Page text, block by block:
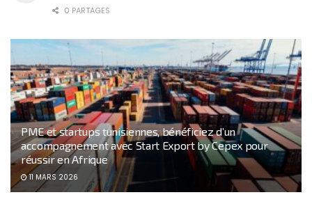
0 PARTAGES
PME et startups tunisiennes, bénéficiez d’un
accompagnement avec Start Export by Cepex pour
réussir en Afrique
11 MARS 2026